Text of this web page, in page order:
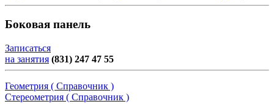
Боковая панель
Записаться
на занятия (831) 247 47 55
Геометрия ( Справочник )
Стереометрия ( Справочник )